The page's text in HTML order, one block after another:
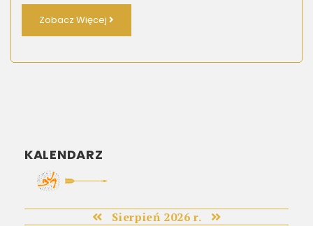
Zobacz Więcej
KALENDARZ
Sierpień 2026 r.